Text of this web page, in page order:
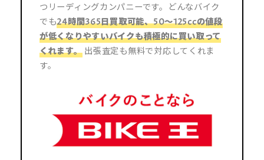
つリーディングカンパニーです。どんなバイク
でも24時間365日買取可能、50～125ccの値段
が低くなりやすいバイクも積極的に買い取って
くれます。出張査定も無料で対応してくれま
す。